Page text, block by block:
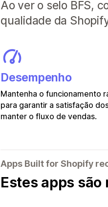
Ao ver o selo BFS,
qualidade da
Desempenho
Mantenha o funcionamento
para garantir a satisfação
manter o fluxo de vendas.
Apps Built for Shopify
Estes apps